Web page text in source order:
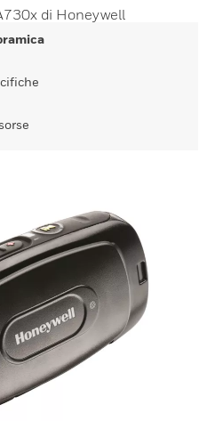
di Honeywell